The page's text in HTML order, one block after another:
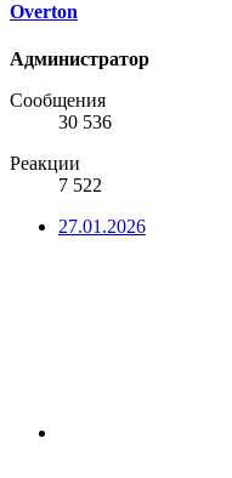
Overton
Администратор
Сообщения
30 536
Реакции
7 522
27.01.2026